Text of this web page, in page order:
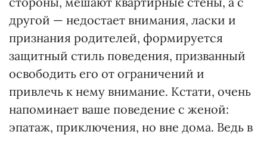
другой — недостает внимания, ласки и
признания родителей, формируется
защитный стиль поведения, призванный
освободить его от ограничений и
привлечь к нему внимание. Кстати, очень
напоминает ваше поведение с женой:
эпатаж, приключения, но вне дома. Ведь в